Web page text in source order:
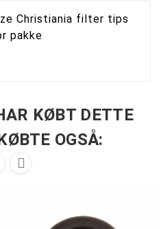
Christiania filter tips
pakke
KØBT DETTE
OGSÅ:
